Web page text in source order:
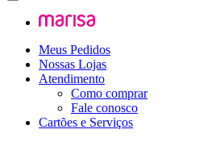
Meus Pedidos
Nossas Lojas
Atendimento
Como comprar
Fale conosco
Cartões e Serviços